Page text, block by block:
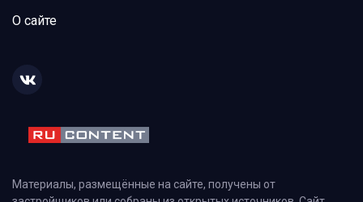
О сайте
Материалы, размещённые на сайте, получены от